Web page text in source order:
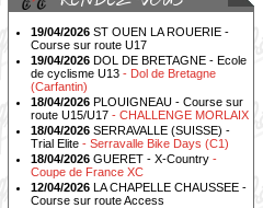
19/04/2026 ST OUEN LA ROUERIE -
Course sur route U17
19/04/2026 DOL DE BRETAGNE - Ecole
de cyclisme U13 - Dol de Bretagne
(Carfantin)
18/04/2026 PLOUIGNEAU - Course sur
route U15/U17 - CHALLENGE MORLAIX
18/04/2026 SERRAVALLE (SUISSE) -
Trial Elite - Serravalle Bike Days (C1)
18/04/2026 GUERET - X-Country -
Coupe de France XC
12/04/2026 LA CHAPELLE CHAUSSEE -
Course sur route Access